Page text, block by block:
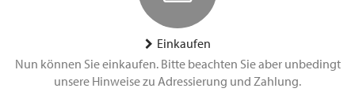
Einkaufen
Nun können Sie einkaufen. Bitte beachten Sie aber unbedingt
unsere Hinweise zu Adressierung und Zahlung.